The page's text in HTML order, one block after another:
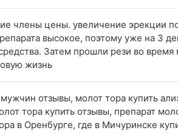
члены цены. увеличение эрекции
высокое, поэтому уже на 3
Затем прошли рези во
жизнь
отзывы, молот тора купить
тора купить отзывы, препарат
в Оренбурге, где в Мичуринске